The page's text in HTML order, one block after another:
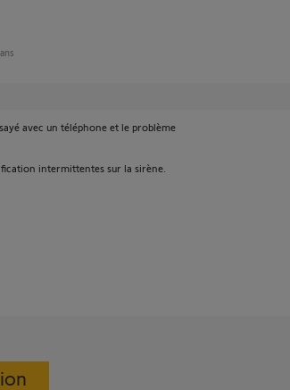
avec un téléphone et le problème
intermittentes sur la sirène.